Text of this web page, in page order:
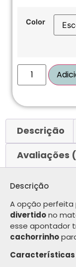
Color
Descrição
Avaliações
Descrição
A opção perfeita
divertidono
esse apontador
cachorrinho
Características